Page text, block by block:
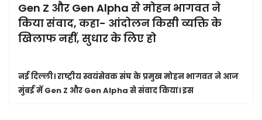
Gen Z और Gen Alpha से मोहन भागवत ने
किया संवाद, कहा- आंदोलन किसी व्यक्ति के
खिलाफ नहीं, सुधार के लिए हो
नई दिल्ली।राष्ट्रीय स्वयंसेवक संघ के प्रमुख मोहन भागवत ने आज
मुंबई में Gen Z और Gen Alpha से संवाद किया। इस